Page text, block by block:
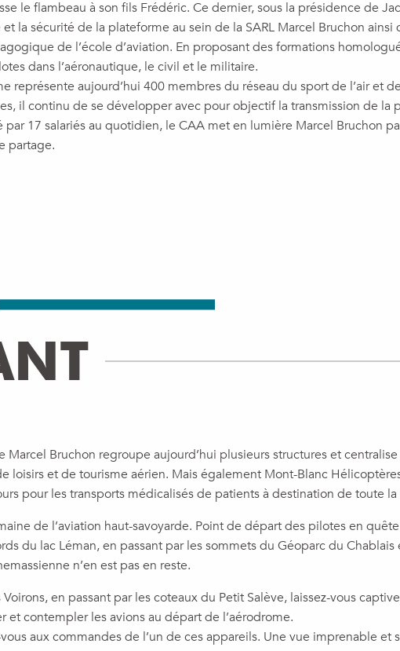
le flambeau à son fils Frédéric. Ce dernier, sous la présidence de
la sécurité de la plateforme au sein de la SARL Marcel Bruchon
de l’école d’aviation. En proposant des formations
dans l’aéronautique, le civil et le militaire.
représente aujourd’hui 400 membres du réseau du sport de l’air et
il continu de se développer avec pour objectif la transmission de la
17 salariés au quotidien, le CAA met en lumière Marcel Bruchon
partage.
Marcel Bruchon regroupe aujourd’hui plusieurs structures et
loisirs et de tourisme aérien. Mais également Mont-Blanc
pour les transports médicalisés de patients à destination de toute la
de l’aviation haut-savoyarde. Point de départ des pilotes en
du lac Léman, en passant par les sommets du Géoparc du
n’en est pas en reste.
en passant par les coteaux du Petit Salève, laissez-vous
contempler les avions au départ de l’aérodrome.
aux commandes de l’un de ces appareils. Une vue imprenable et